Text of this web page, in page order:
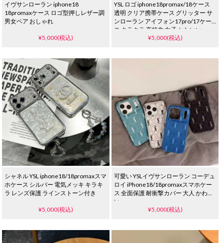
イヴサンローラン iphone18
18promaxケース ロゴ型押しレザー調
男女ペア おしゃれ
¥5,000(税込)
YSL ロゴ iphone18promax/18ケース
透明 クリア携帯ケース グリッター サ
ンローラン アイフォン17pro/17ケー
ス キラキラ 高校生 女子 かわいい
¥5,000(税込)
シャネル YSL iphone18/18promaxスマ
ホケース シルバー 電気メッキ キラキ
ラ レンズ保護 ラインストーン付き
¥5,000(税込)
可愛い YSLイヴサンローラン コーデュ
ロイ iPhone18/18promaxスマホケー
ス 全面保護 耐衝撃カバー 大人 かわい
い
¥5,000(税込)